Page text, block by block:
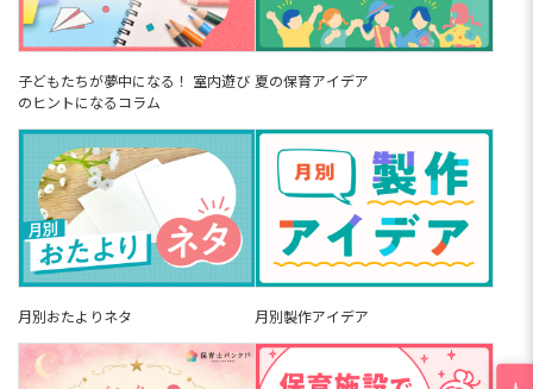
子どもたちが夢中になる！ 室内遊び
のヒントになるコラム
夏の保育アイデア
月別おたよりネタ 月別製作アイデア